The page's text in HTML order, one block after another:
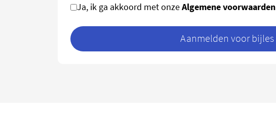
Ja, ik ga akkoord met onzeAlgemene voorwaarden
Aanmelden voor bijles